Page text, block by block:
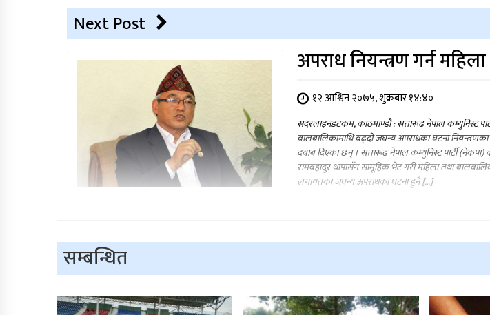
Next Post
अपराध नियन्त्रण गर्न
१२ आश्विन २०७५, शुक्रबार १४:४०
सदरलाइनडटकम, काठमाण्डौ : सत्तारूढ नेपाल कम्युनिस्ट
बालबालिकामाथि बढ्दो जघन्य अपराधका घटना
दबाब दिएका छन् । सत्तारूढ नेपाल कम्युनिस्ट पार्टी
रामबहादुर थापासँग सामूहिक भेट गरी महिला तथा
लगायतका जघन्य अपराधका घटना हुनै […]
सम्बन्धित